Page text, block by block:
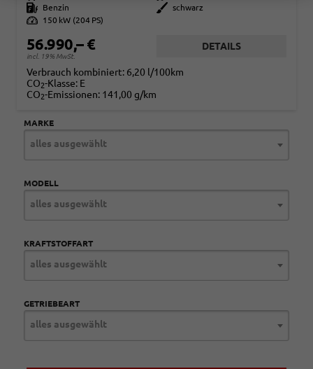
Kraftstoff
Benzin Außenfarbe
schwarz
Leistung
150 kW (204 PS)
56.990,– €
incl. 19% MwSt.
DETAILS
Verbrauch kombiniert: 6,20 l/100km
CO2-Klasse: E
CO2-Emissionen: 141,00 g/km
MARKE
alles ausgewählt
MODELL
alles ausgewählt
KRAFTSTOFFART
alles ausgewählt
GETRIEBEART
alles ausgewählt